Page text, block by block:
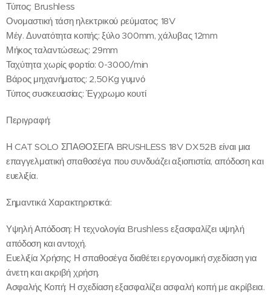
Τύπος: Brushless
Ονομαστική τάση ηλεκτρικού ρεύματος: 18V
Μέγ. Δυνατότητα κοπής: ξύλο 300mm, χάλυβας 12mm
Μήκος ταλαντώσεως: 29mm
Ταχύτητα χωρίς φορτίο: 0-3000/min
Βάρος μηχανήματος: 2,50Kg γυμνό
Τύπος συσκευασίας: Έγχρωμο κουτί
Περιγραφή:
Η CAT SOLO ΣΠΑΘΟΣΕΓΑ BRUSHLESS 18V DX52B είναι μια
επαγγελματική σπαθοσέγα που συνδυάζει αξιοπιστία, απόδοση και
ευελιξία.
Σημαντικά Χαρακτηριστικά:
Υψηλή Απόδοση: Η τεχνολογία Brushless εξασφαλίζει υψηλή
απόδοση και αντοχή.
Ευελιξία Χρήσης: Η σπαθοσέγα διαθέτει εργονομική σχεδίαση για
άνετη και ακριβή χρήση.
Ασφαλής Κοπή: Η σχεδίαση εξασφαλίζει ασφαλή κοπή με ακρίβεια.